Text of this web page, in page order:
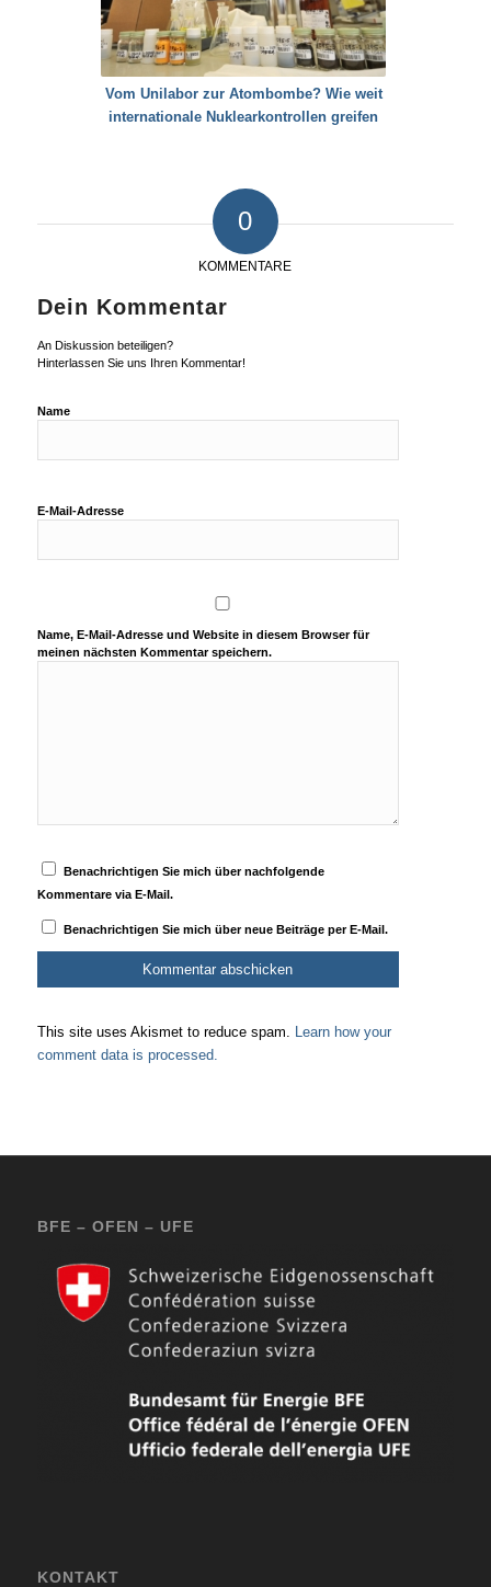
Vom Unilabor zur Atombombe? Wie weit
internationale Nuklearkontrollen greifen
0
KOMMENTARE
Dein Kommentar
An Diskussion beteiligen?
Hinterlassen Sie uns Ihren Kommentar!
Name
E-Mail-Adresse
Name, E-Mail-Adresse und Website in diesem Browser für
meinen nächsten Kommentar speichern.
Benachrichtigen Sie mich über nachfolgende
Kommentare via E-Mail.
Benachrichtigen Sie mich über neue Beiträge per E-Mail.
This site uses Akismet to reduce spam.
Learn how your
comment data is processed.
BFE – OFEN – UFE
KONTAKT